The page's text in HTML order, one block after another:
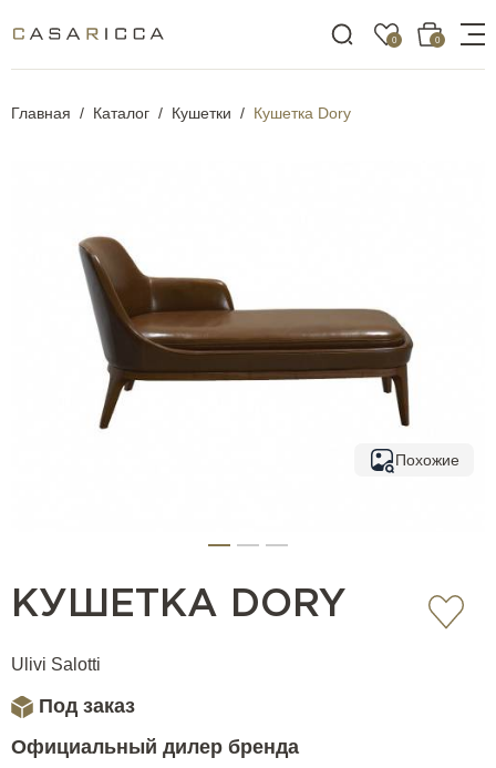
0 0
Главная Каталог Кушетки Кушетка Dory
Похожие
КУШЕТКА DORY
Ulivi Salotti
Под заказ
Официальный дилер бренда